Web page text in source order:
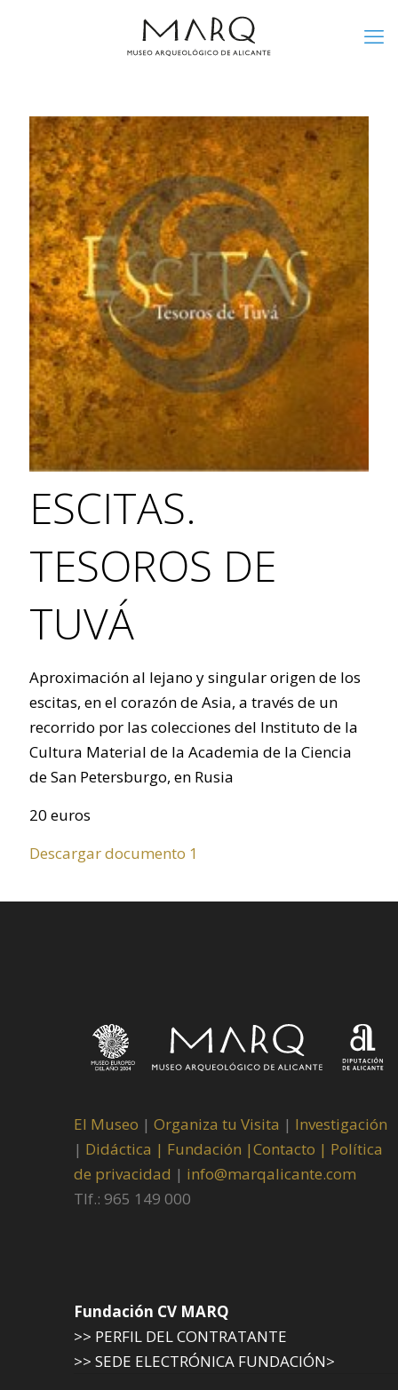
ESCITAS.
TESOROS DE
TUVÁ
Aproximación al lejano y singular origen de los
escitas, en el corazón de Asia, a través de un
recorrido por las colecciones del Instituto de la
Cultura Material de la Academia de la Ciencia
de San Petersburgo, en Rusia
20 euros
Descargar documento 1
El Museo | Organiza tu Visita | Investigación
| Didáctica | Fundación |Contacto | Política
de privacidad | info@marqalicante.com
Tlf.: 965 149 000
Fundación CV MARQ
>> PERFIL DEL CONTRATANTE
>> SEDE ELECTRÓNICA FUNDACIÓN>